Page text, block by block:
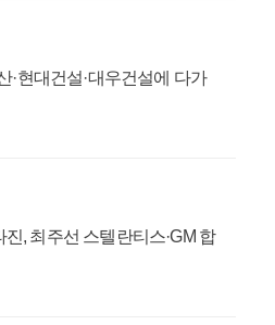
·현대건설·대우건설에 다가
, 최주선 스텔란티스·GM 합